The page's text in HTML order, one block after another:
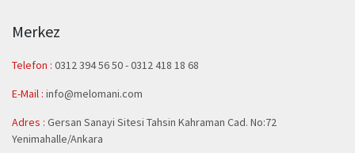
Merkez
Telefon : 0312 394 56 50-0312 418 18 68
E-Mail : info@melomani.com
Adres : Gersan Sanayi Sitesi Tahsin Kahraman Cad. No:72
Yenimahalle/Ankara